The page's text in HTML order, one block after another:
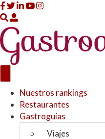
A
c
c
s
u
s
u
a
Nuestros rankings
Restaurantes
Gastroguías
Viajes